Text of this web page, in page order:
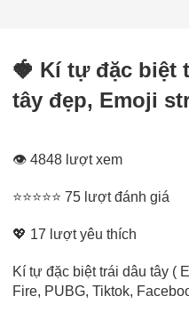
🍓 Kí tự đặc biệt
tây đẹp, Emoji
👁 4848 lượt xem
⭐⭐⭐⭐⭐ 75 lượt đánh giá
💖 17 lượt yêu thích
Kí tự đặc biệt trái dâu tây (
Fire, PUBG, Tiktok,